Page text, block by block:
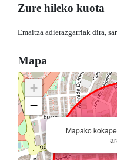
Zure hileko kuota
Emaitza adierazgarriak dira,
Mapa
Mapako
+
−